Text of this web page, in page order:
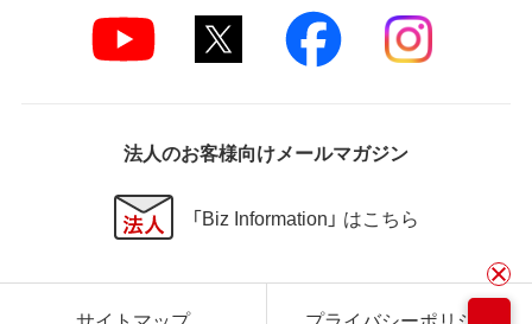
法人のお客様向けメールマガジン
「Biz Information」 はこちら